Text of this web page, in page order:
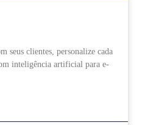
seus clientes, personalize cada
inteligência artificial para e-